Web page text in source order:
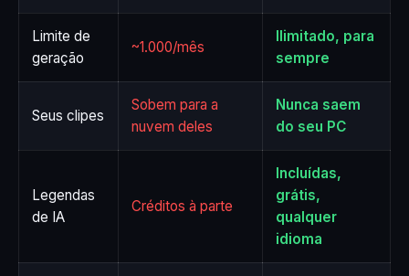
Limite de
geração
~1.000/mês
Ilimitado, para
sempre
Seus clipes
Sobem para a
nuvem deles
Nunca saem
do seu PC
Legendas
de IA
Créditos à parte
Incluídas,
grátis,
qualquer
idioma